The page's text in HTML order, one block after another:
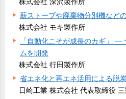
薪ストーブや廃棄物分別機など
株式会社 モキ製作所
「自動化こそが成長のカギ」 ―
ムを開発
株式会社 行田製作所
省エネ化と再エネ活用による脱
日崎工業 株式会社 代表取締役